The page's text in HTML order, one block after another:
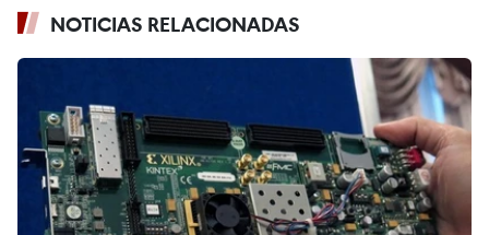
NOTICIAS RELACIONADAS